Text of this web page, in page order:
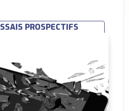
PROSPECTIFS